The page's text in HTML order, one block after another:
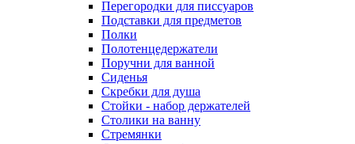
Перегородки для писсуаров
Подставки для предметов
Полки
Полотенцедержатели
Поручни для ванной
Сиденья
Скребки для душа
Стойки - набор держателей
Столики на ванну
Стремянки